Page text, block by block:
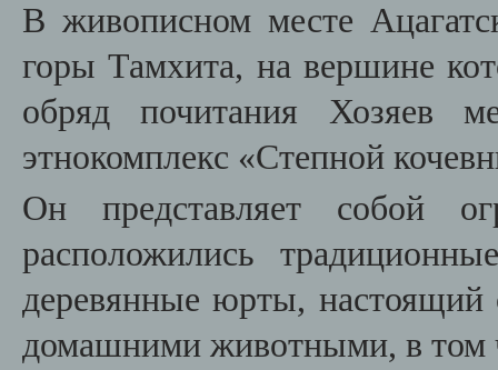
В живописном месте
горы Тамхита, на вершине
обряд почитания Хозяев
этнокомплекс «Степной
Он представляет собой
расположились
деревянные юрты, настоящий
домашними животными, в том